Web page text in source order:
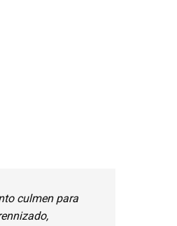
culmen para